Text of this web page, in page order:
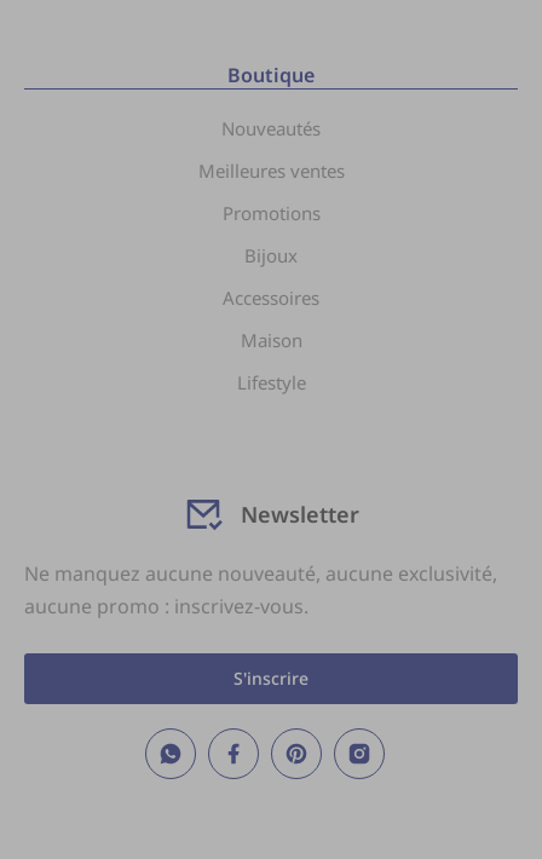
Boutique
Nouveautés
Meilleures ventes
Promotions
Bijoux
Accessoires
Maison
Lifestyle
Newsletter
Ne manquez aucune nouveauté, aucune exclusivité,
aucune promo : inscrivez-vous.
S'inscrire